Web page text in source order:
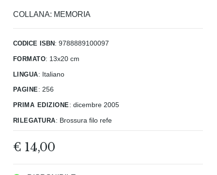
COLLANA: MEMORIA
codice isbn: 9788889100097
formato: 13x20 cm
lingua: Italiano
pagine: 256
prima edizione: dicembre 2005
rilegatura: Brossura filo refe
€ 14,00